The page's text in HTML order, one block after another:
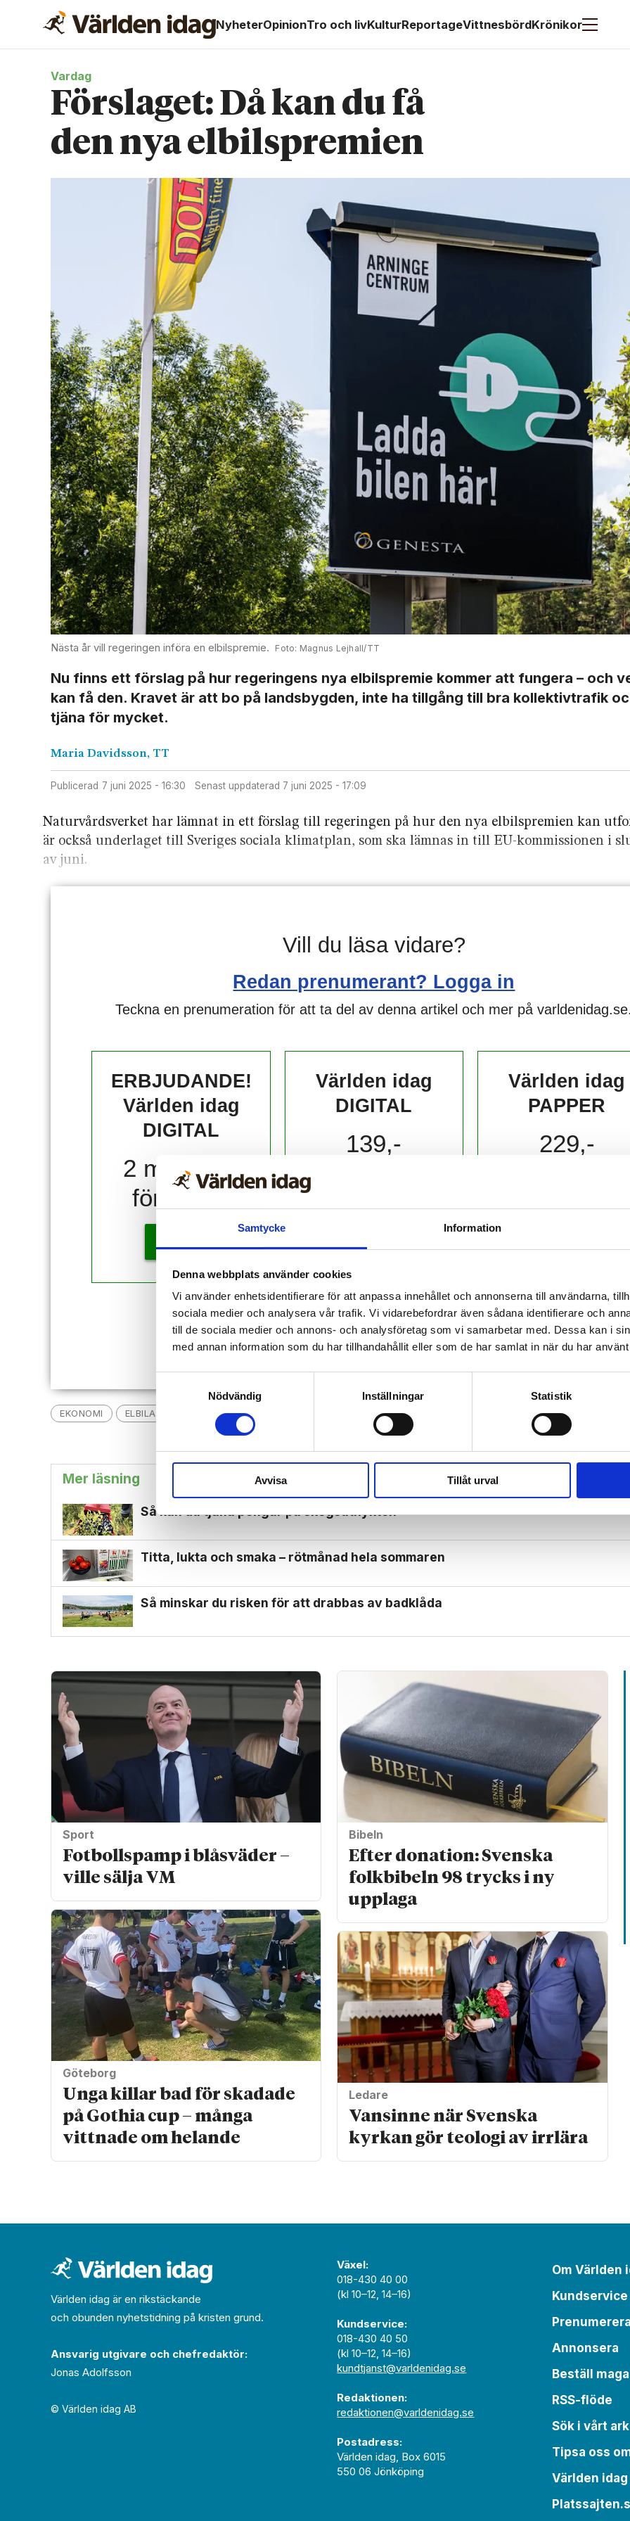
Samtycke Information
Denna webbplats använder cookies
Vi använder enhetsidentifierare för att anpassa innehållet och annonserna till användarna,
sociala medier och analysera vår trafik. Vi vidarebefordrar även sådana identifierare och
till de sociala medier och annons- och analysföretag som vi samarbetar med. Dessa kan i
med annan information som du har tillhandahållit eller som de har samlat in när du har
Nödvändig
Inställningar Statistik
Avvisa Tillåt urval
NyheterOpinionTro och livKulturReportageVittnesbördKrönikor
Vardag
Förslaget: Då kan du få
den nya elbils­premien
Nästa år vill regeringen införa en elbilspremie. Magnus Lejhall/TT
Nu finns ett förslag på hur regeringens nya elbilspremie kommer att fungera – och
kan få den. Kravet är att bo på landsbygden, inte ha tillgång till bra kollektivtrafik
tjäna för mycket.
Maria Davidsson, TT
Publicerad 7 juni 2025 - 16:30 Senast uppdaterad 7 juni 2025 - 17:09
Naturvårdsverket har lämnat in ett förslag till regeringen på hur den nya elbils­premien kan
är också underlaget till Sveriges sociala klimatplan, som ska lämnas in till EU-kommissionen i
av juni.
Vill du läsa vidare?
Redan prenumerant? Logga in
Teckna en prenumeration för att ta del av denna artikel och mer på
ERBJUDANDE!
Världen idag
DIGITAL
2 månader
för 10 kr!
Världen idag
DIGITAL
139,-
KÖP
Världen idag
PAPPER
229,-
KÖP
Redan prenumerant? Logga in
Mina Sidor
EKONOMI ELBILAR VARDAG
Mer läsning
Så kan du tjäna pengar på skogs­utflykten
Titta, lukta och smaka – rötmånad hela sommaren
Så minskar du risken för att drabbas av badklåda
Sport
Fotbollspamp i blåsväder –
ville sälja VM
Göteborg
Unga killar bad för skadade
på Gothia cup – många
vittnade om helande
Bibeln
Efter donation: Svenska
folkbibeln 98 trycks i ny
upplaga
Ledare
Vansinne när Svenska
kyrkan gör teologi av irrlära
Världen idag är en rikstäckande
och obunden nyhets­­­tidning på kristen grund.
Ansvarig utgivare och chef­redaktör:
Jonas Adolfsson
© Världen idag AB
Växel:
018-430 40 00
(kl 10–12, 14–16)
Kundservice:
018-430 40 50
(kl 10–12, 14–16)
kundtjanst@varldenidag.se
Redaktionen:
redaktionen@varldenidag.se
Postadress:
Världen idag, Box 6015
550 06 Jönköping
Om Världen
Kundservice
Annonsera
Beställ
RSS-flöde
Sök i vårt
Tipsa oss
Världen